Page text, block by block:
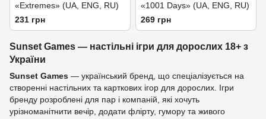
«Extremes» (UA, ENG, RU)
231 грн
«1001 Days» (UA, ENG, RU)
269 грн
Sunset Games — настільні ігри для дорослих 18+ з
України
Sunset Games — український бренд, що спеціалізується на
створенні настільних та карткових ігор для дорослих. Ігри
бренду розроблені для пар і компаній, які хочуть
урізноманітнити вечір, додати флірту, гумору та живого